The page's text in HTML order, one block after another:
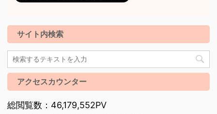
サイト内検索
アクセスカウンター
総閲覧数：46,179,552PV